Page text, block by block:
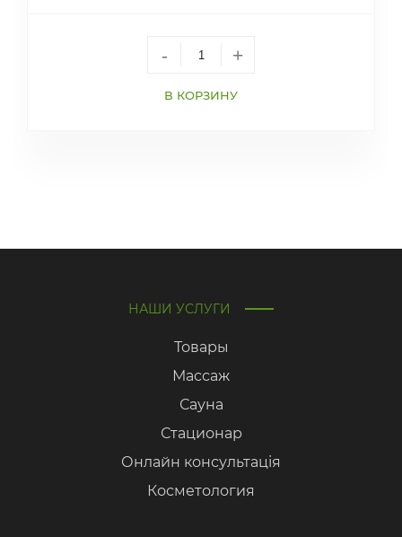
- +
В КОРЗИНУ
НАШИ УСЛУГИ
Товары
Массаж
Сауна
Стационар
Онлайн консультація
Косметология